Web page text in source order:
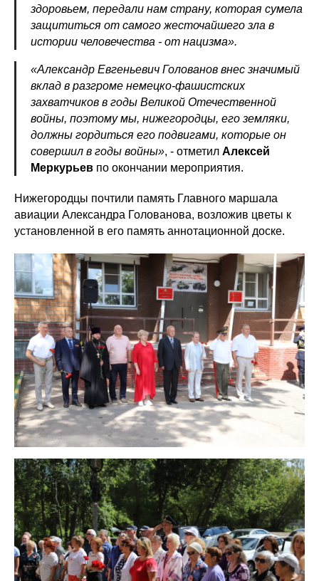
здоровьем, передали нам страну, которая сумела
защититься от самого жесточайшего зла в
истории человечества - от нацизма».
«Александр Евгеньевич Голованов внес значимый
вклад в разгроме немецко-фашистских
захватчиков в годы Великой Отечественной
войны, поэтому мы, нижегородцы, его земляки,
должны гордиться его подвигами, которые он
совершил в годы войны», - отметил Алексей
Меркурьев по окончании мероприятия.
Нижегородцы почтили память Главного маршала
авиации Александра Голованова, возложив цветы к
установленной в его память аннотационной доске.